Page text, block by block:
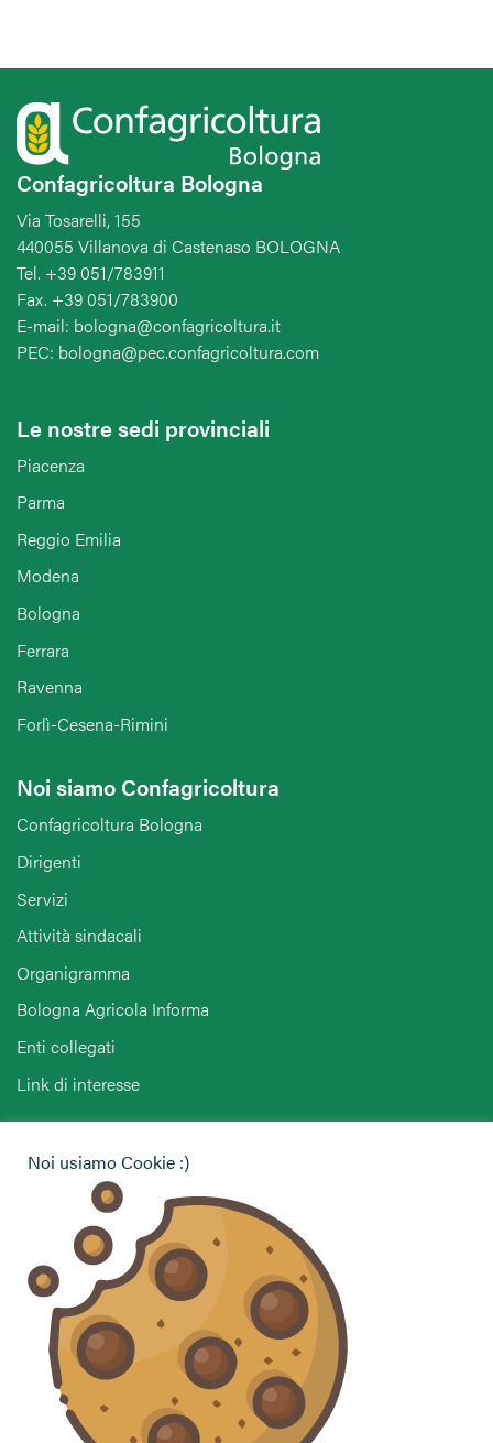
Confagricoltura Bologna
Via Tosarelli, 155
440055 Villanova di Castenaso BOLOGNA
Tel. +39 051/783911
Fax. +39 051/783900
E-mail: bologna@confagricoltura.it
PEC: bologna@pec.confagricoltura.com
Le nostre sedi provinciali
Piacenza
Parma
Reggio Emilia
Modena
Bologna
Ferrara
Ravenna
Forlì-Cesena-Rimini
Noi siamo Confagricoltura
Confagricoltura Bologna
Dirigenti
Servizi
Attività sindacali
Organigramma
Bologna Agricola Informa
Enti collegati
Link di interesse
Vuoi contattarci per ricevere assistenza, lasciare un
commento o chiedere informazioni?
CONTATTACI
Seguici sui social
Noi usiamo Cookie :)